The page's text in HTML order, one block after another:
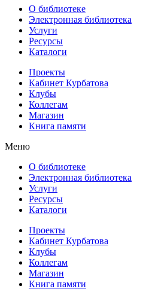
О библиотеке
Электронная библиотека
Услуги
Ресурсы
Каталоги
Проекты
Кабинет Курбатова
Клубы
Коллегам
Магазин
Книга памяти
Меню
О библиотеке
Электронная библиотека
Услуги
Ресурсы
Каталоги
Проекты
Кабинет Курбатова
Клубы
Коллегам
Магазин
Книга памяти